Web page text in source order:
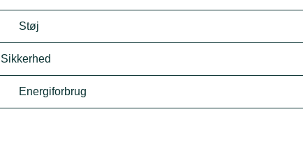
Støj
Sikkerhed
Energiforbrug